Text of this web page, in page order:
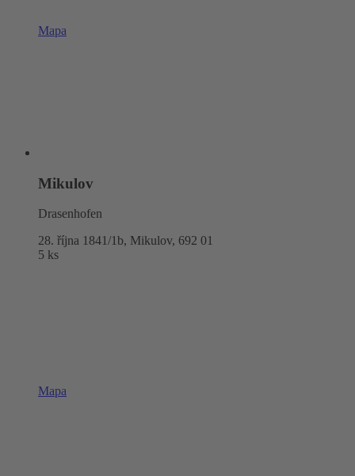
Mapa
Mikulov
Drasenhofen
28. října 1841/1b, Mikulov, 692 01
5 ks
Mapa